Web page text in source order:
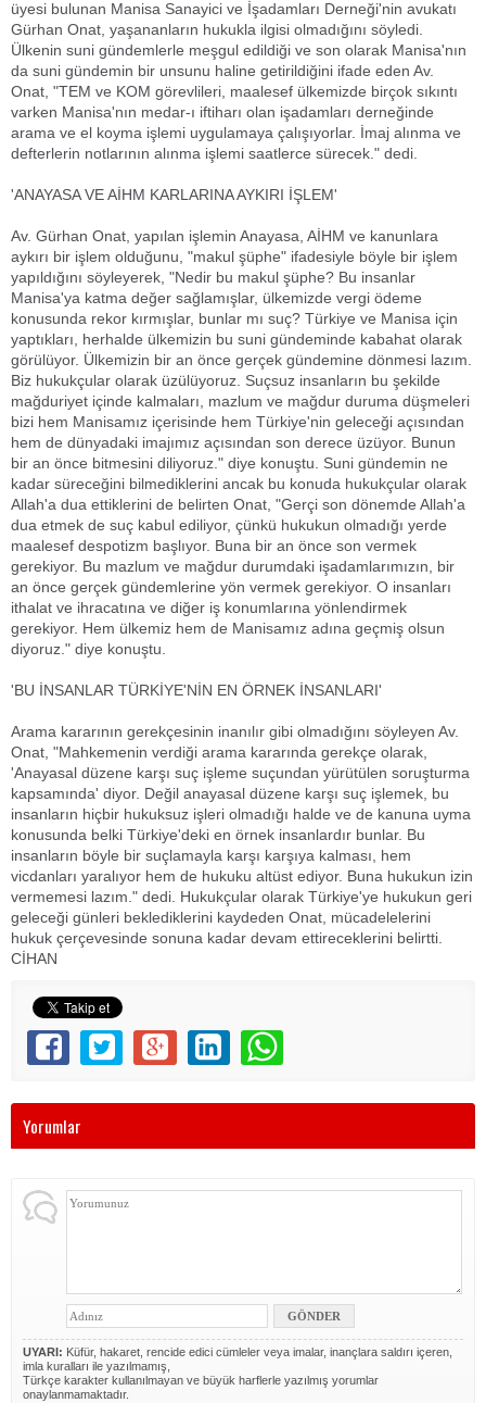
üyesi bulunan Manisa Sanayici ve İşadamları Derneği'nin avukatı
Gürhan Onat, yaşananların hukukla ilgisi olmadığını söyledi.
Ülkenin suni gündemlerle meşgul edildiği ve son olarak Manisa'nın
da suni gündemin bir unsunu haline getirildiğini ifade eden Av.
Onat, "TEM ve KOM görevlileri, maalesef ülkemizde birçok sıkıntı
varken Manisa'nın medar-ı iftiharı olan işadamları derneğinde
arama ve el koyma işlemi uygulamaya çalışıyorlar. İmaj alınma ve
defterlerin notlarının alınma işlemi saatlerce sürecek." dedi.
'ANAYASA VE AİHM KARLARINA AYKIRI İŞLEM'
Av. Gürhan Onat, yapılan işlemin Anayasa, AİHM ve kanunlara
aykırı bir işlem olduğunu, "makul şüphe" ifadesiyle böyle bir işlem
yapıldığını söyleyerek, "Nedir bu makul şüphe? Bu insanlar
Manisa'ya katma değer sağlamışlar, ülkemizde vergi ödeme
konusunda rekor kırmışlar, bunlar mı suç? Türkiye ve Manisa için
yaptıkları, herhalde ülkemizin bu suni gündeminde kabahat olarak
görülüyor. Ülkemizin bir an önce gerçek gündemine dönmesi lazım.
Biz hukukçular olarak üzülüyoruz. Suçsuz insanların bu şekilde
mağduriyet içinde kalmaları, mazlum ve mağdur duruma düşmeleri
bizi hem Manisamız içerisinde hem Türkiye'nin geleceği açısından
hem de dünyadaki imajımız açısından son derece üzüyor. Bunun
bir an önce bitmesini diliyoruz." diye konuştu. Suni gündemin ne
kadar süreceğini bilmediklerini ancak bu konuda hukukçular olarak
Allah'a dua ettiklerini de belirten Onat, "Gerçi son dönemde Allah'a
dua etmek de suç kabul ediliyor, çünkü hukukun olmadığı yerde
maalesef despotizm başlıyor. Buna bir an önce son vermek
gerekiyor. Bu mazlum ve mağdur durumdaki işadamlarımızın, bir
an önce gerçek gündemlerine yön vermek gerekiyor. O insanları
ithalat ve ihracatına ve diğer iş konumlarına yönlendirmek
gerekiyor. Hem ülkemiz hem de Manisamız adına geçmiş olsun
diyoruz." diye konuştu.
'BU İNSANLAR TÜRKİYE'NİN EN ÖRNEK İNSANLARI'
Arama kararının gerekçesinin inanılır gibi olmadığını söyleyen Av.
Onat, "Mahkemenin verdiği arama kararında gerekçe olarak,
'Anayasal düzene karşı suç işleme suçundan yürütülen soruşturma
kapsamında' diyor. Değil anayasal düzene karşı suç işlemek, bu
insanların hiçbir hukuksuz işleri olmadığı halde ve de kanuna uyma
konusunda belki Türkiye'deki en örnek insanlardır bunlar. Bu
insanların böyle bir suçlamayla karşı karşıya kalması, hem
vicdanları yaralıyor hem de hukuku altüst ediyor. Buna hukukun izin
vermemesi lazım." dedi. Hukukçular olarak Türkiye'ye hukukun geri
geleceği günleri beklediklerini kaydeden Onat, mücadelelerini
hukuk çerçevesinde sonuna kadar devam ettireceklerini belirtti.
CİHAN
Yorumlar
UYARI: Küfür, hakaret, rencide edici cümleler veya imalar, inançlara saldırı içeren,
imla kuralları ile yazılmamış,
Türkçe karakter kullanılmayan ve büyük harflerle yazılmış yorumlar
onaylanmamaktadır.